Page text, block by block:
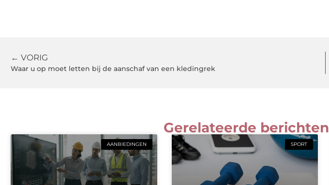
← VORIG
Waar u op moet letten bij de aanschaf van een kledingrek
Gerelateerde berichten
AANBIEDINGEN SPORT